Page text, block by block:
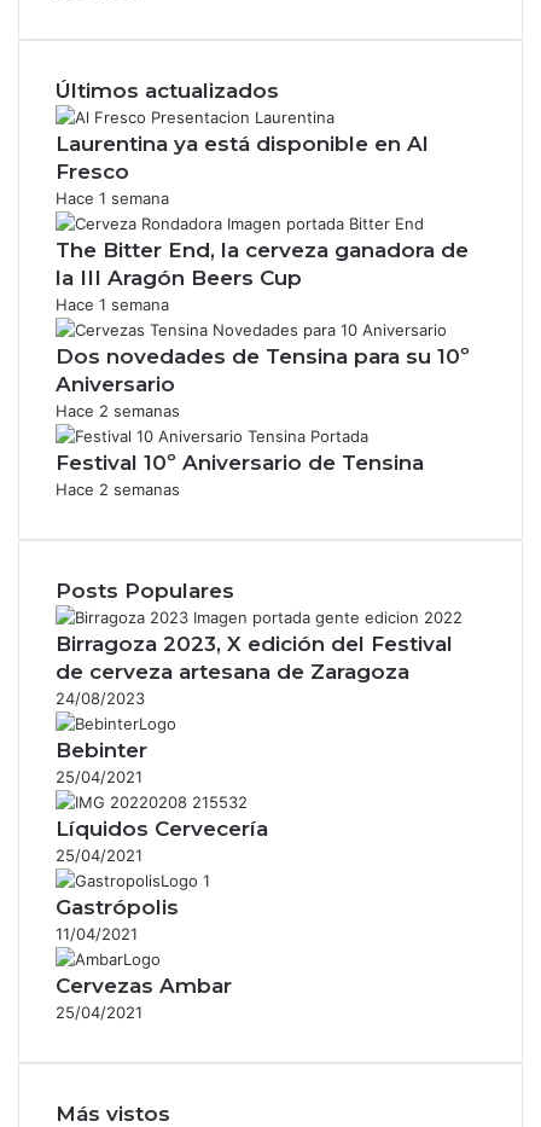
Últimos actualizados
Laurentina ya está disponible en Al
Fresco
Hace 1 semana
The Bitter End, la cerveza ganadora de
la III Aragón Beers Cup
Hace 1 semana
Dos novedades de Tensina para su 10º
Aniversario
Hace 2 semanas
Festival 10º Aniversario de Tensina
Hace 2 semanas
Posts Populares
Birragoza 2023, X edición del Festival
de cerveza artesana de Zaragoza
24/08/2023
Bebinter
25/04/2021
Líquidos Cervecería
25/04/2021
Gastrópolis
11/04/2021
Cervezas Ambar
25/04/2021
Más vistos